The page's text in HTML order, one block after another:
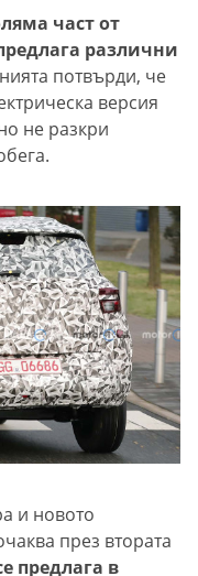
част от
различни
потвърди, че
версия
не разкри
и новото
през втората
предлага в